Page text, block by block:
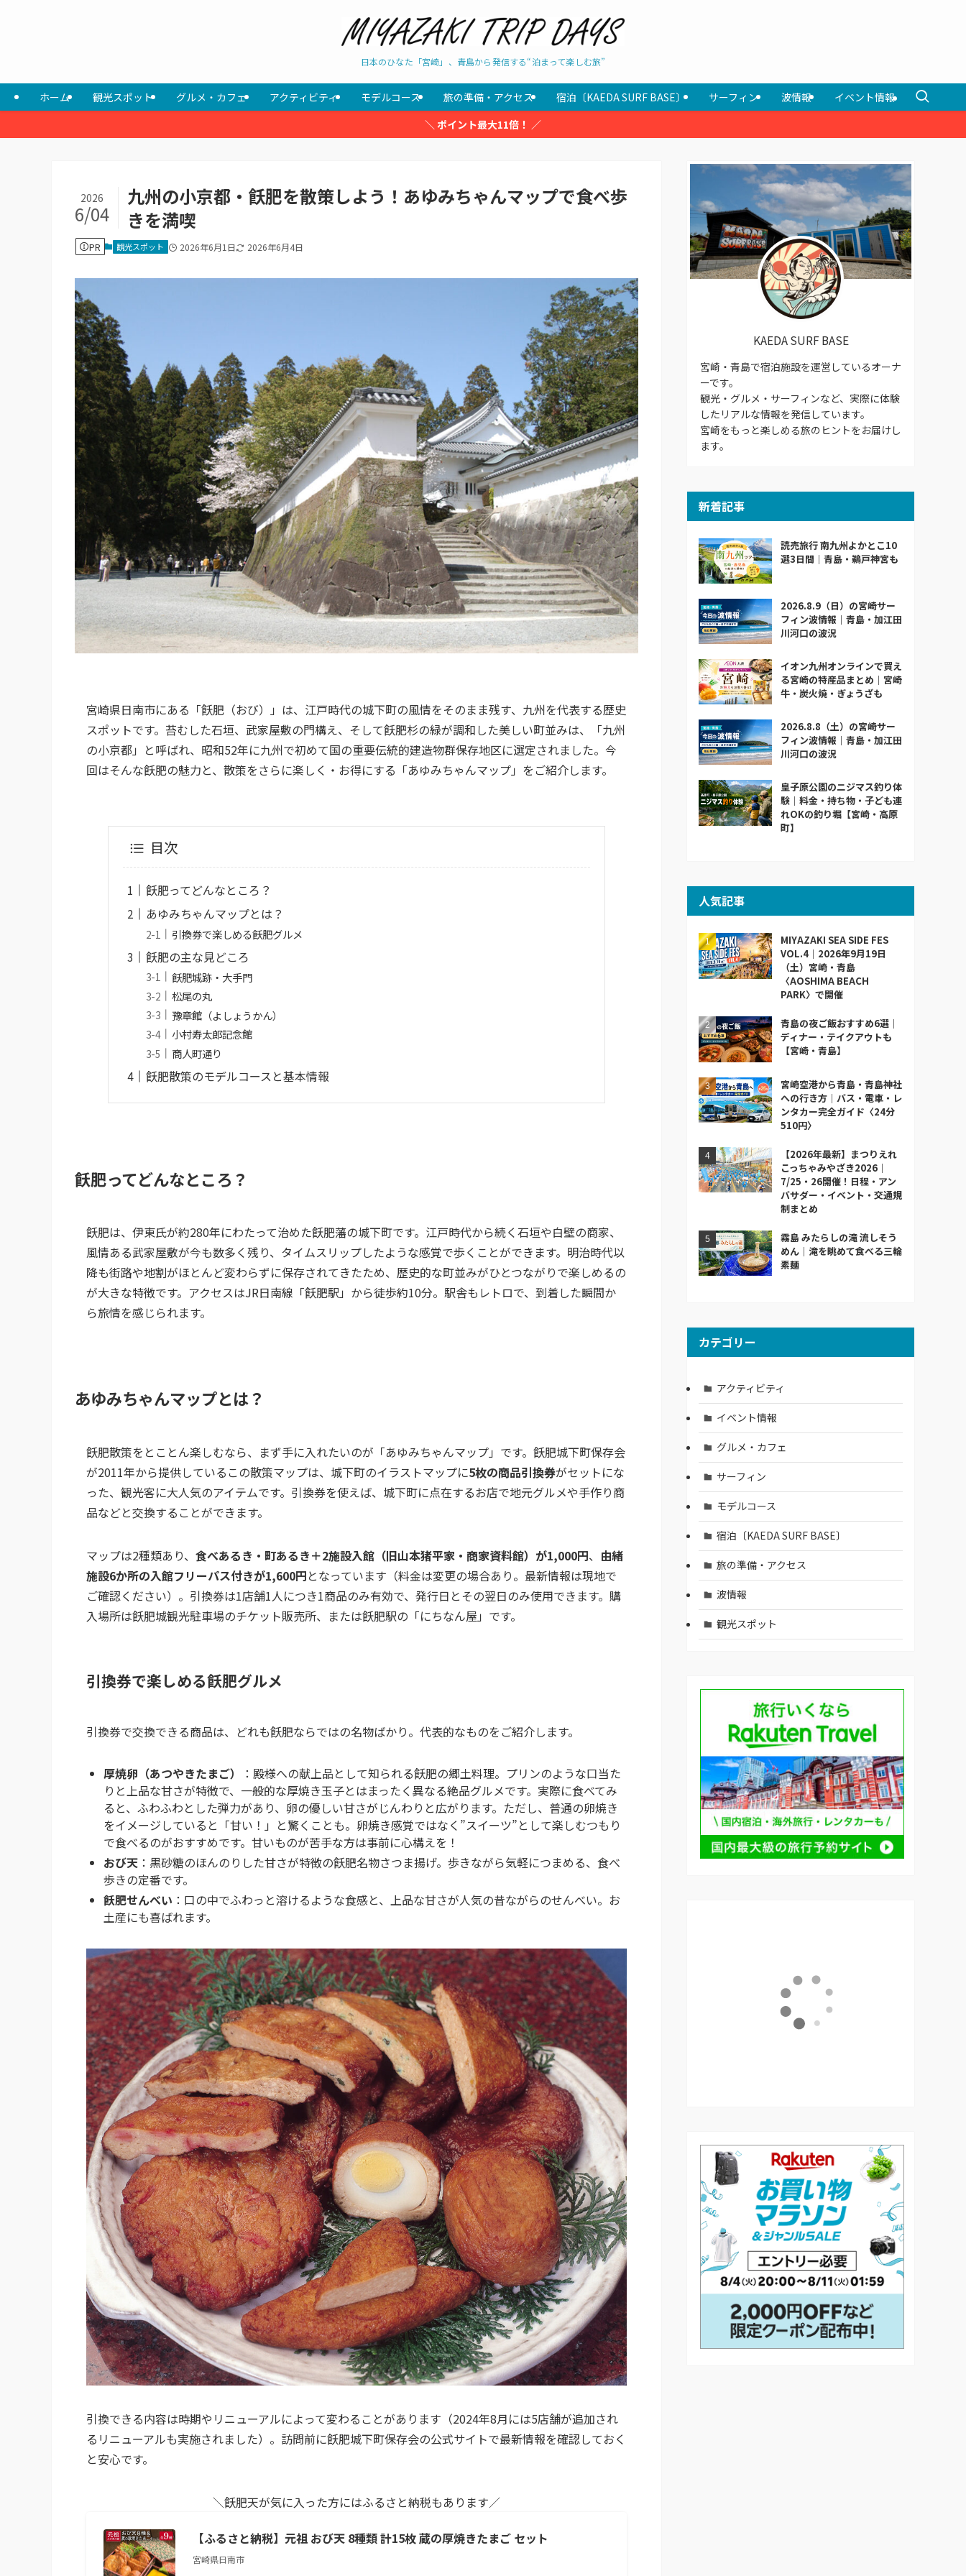
日本のひなた「宮崎」、青島から発信する“泊まって楽しむ旅”
ホーム 観光スポット グルメ・カフェ アクティビティ モデルコース 旅の準備・アクセス 宿泊〔KAEDA SURF BASE〕 サーフィン 波情報
イベント情報
＼ ポイント最大11倍！ ／
九州の小京都・飫肥を散策しよう！あゆみちゃんマップで食べ歩
きを満喫
2026
6/04
PR 観光スポット 2026年6月1日 2026年6月4日
宮崎県日南市にある「飫肥（おび）」は、江戸時代の城下町の風情をそのまま残す、九州を代表する歴史
スポットです。苔むした石垣、武家屋敷の門構え、そして飫肥杉の緑が調和した美しい町並みは、「九州
の小京都」と呼ばれ、昭和52年に九州で初めて国の重要伝統的建造物群保存地区に選定されました。今
回はそんな飫肥の魅力と、散策をさらに楽しく・お得にする「あゆみちゃんマップ」をご紹介します。
目次
飫肥ってどんなところ？
あゆみちゃんマップとは？
引換券で楽しめる飫肥グルメ
飫肥の主な見どころ
飫肥城跡・大手門
松尾の丸
豫章館（よしょうかん）
小村寿太郎記念館
商人町通り
飫肥散策のモデルコースと基本情報
飫肥ってどんなところ？
飫肥は、伊東氏が約280年にわたって治めた飫肥藩の城下町です。江戸時代から続く石垣や白壁の商家、
風情ある武家屋敷が今も数多く残り、タイムスリップしたような感覚で歩くことができます。明治時代以
降も街路や地割がほとんど変わらずに保存されてきたため、歴史的な町並みがひとつながりで楽しめるの
が大きな特徴です。アクセスはJR日南線「飫肥駅」から徒歩約10分。駅舎もレトロで、到着した瞬間か
ら旅情を感じられます。
あゆみちゃんマップとは？
飫肥散策をとことん楽しむなら、まず手に入れたいのが「あゆみちゃんマップ」です。飫肥城下町保存会
が2011年から提供しているこの散策マップは、城下町のイラストマップに5枚の商品引換券がセットにな
った、観光客に大人気のアイテムです。引換券を使えば、城下町に点在するお店で地元グルメや手作り商
品などと交換することができます。
マップは2種類あり、 食べあるき・町あるき＋2施設入館（旧山本猪平家・商家資料館）が1,000円、 由緒
施設6か所の入館フリーパス付きが1,600円となっています（料金は変更の場合あり。最新情報は現地で
ご確認ください）。引換券は1店舗1人につき1商品のみ有効で、発行日とその翌日のみ使用できます。購
入場所は飫肥城観光駐車場のチケット販売所、または飫肥駅の「にちなん屋」です。
引換券で楽しめる飫肥グルメ
引換券で交換できる商品は、どれも飫肥ならではの名物ばかり。代表的なものをご紹介します。
厚焼卵（あつやきたまご）
：殿様への献上品として知られる飫肥の郷土料理。プリンのような口当た
りと上品な甘さが特徴で、一般的な厚焼き玉子とはまったく異なる絶品グルメです。実際に食べてみ
ると、ふわふわとした弾力があり、卵の優しい甘さがじんわりと広がります。ただし、普通の卵焼き
をイメージしていると「甘い！」と驚くことも。卵焼き感覚ではなく”スイーツ”として楽しむつもり
で食べるのがおすすめです。甘いものが苦手な方は事前に心構えを！
おび天 ：黒砂糖のほんのりした甘さが特徴の飫肥名物さつま揚げ。歩きながら気軽につまめる、食べ
歩きの定番です。
飫肥せんべい ：口の中でふわっと溶けるような食感と、上品な甘さが人気の昔ながらのせんべい。お
土産にも喜ばれます。
引換できる内容は時期やリニューアルによって変わることがあります（2024年8月には5店舗が追加され
るリニューアルも実施されました）。訪問前に飫肥城下町保存会の公式サイトで最新情報を確認しておく
と安心です。
＼飫肥天が気に入った方にはふるさと納税もあります／
【ふるさと納税】元祖 おび天 8種類 計15枚 蔵の厚焼きたまご セット
宮崎県日南市
KAEDA SURF BASE
宮崎・青島で宿泊施設を運営しているオーナ
ーです。
観光・グルメ・サーフィンなど、実際に体験
したリアルな情報を発信しています。
宮崎をもっと楽しめる旅のヒントをお届けし
ます。
新着記事
読売旅行 南九州よかとこ10
選3日間｜青島・鵜戸神宮も
2026.8.9（日）の宮崎サー
フィン波情報｜青島・加江田
川河口の波況
イオン九州オンラインで買え
る宮崎の特産品まとめ｜宮崎
牛・炭火焼・ぎょうざも
2026.8.8（土）の宮崎サー
フィン波情報｜青島・加江田
川河口の波況
皇子原公園のニジマス釣り体
験｜料金・持ち物・子ども連
れOKの釣り堀【宮崎・高原
町】
人気記事
MIYAZAKI SEA SIDE FES
VOL.4｜2026年9月19日
（土）宮崎・青島
〈AOSHIMA BEACH
PARK〉で開催
青島の夜ご飯おすすめ6選｜
ディナー・テイクアウトも
【宮崎・青島】
宮崎空港から青島・青島神社
への行き方｜バス・電車・レ
ンタカー完全ガイド〈24分
510円〉
【2026年最新】まつりえれ
こっちゃみやざき2026｜
7/25・26開催！日程・アン
バサダー・イベント・交通規
制まとめ
霧島 みたらしの滝 流しそう
めん｜滝を眺めて食べる三輪
素麺
カテゴリー
アクティビティ
イベント情報
グルメ・カフェ
サーフィン
モデルコース
宿泊〔KAEDA SURF BASE〕
旅の準備・アクセス
波情報
観光スポット